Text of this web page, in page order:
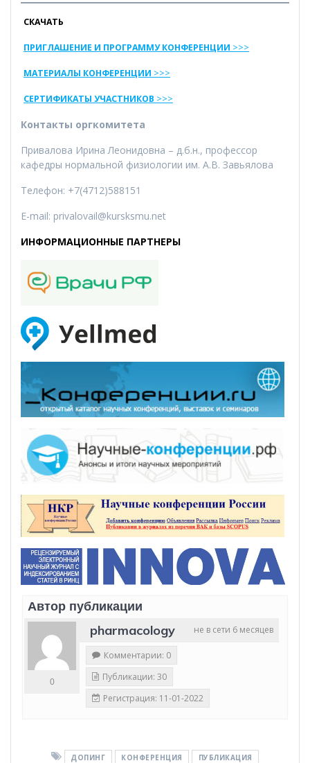
СКАЧАТЬ
ПРИГЛАШЕНИЕ И ПРОГРАММУ КОНФЕРЕНЦИИ >>>
МАТЕРИАЛЫ КОНФЕРЕНЦИИ >>>
СЕРТИФИКАТЫ УЧАСТНИКОВ >>>
Контакты оргкомитета
Привалова Ирина Леонидовна – д.б.н., профессор
кафедры нормальной физиологии им. А.В. Завьялова
Телефон: +7(4712)588151
E-mail: privalovail@kursksmu.net
ИНФОРМАЦИОННЫЕ ПАРТНЕРЫ
Автор публикации
не в сети 6 месяцев
pharmacology
0
Комментарии: 0
Публикации: 30
Регистрация: 11-01-2022
ДОПИНГ КОНФЕРЕНЦИЯ
ПУБЛИКАЦИЯ